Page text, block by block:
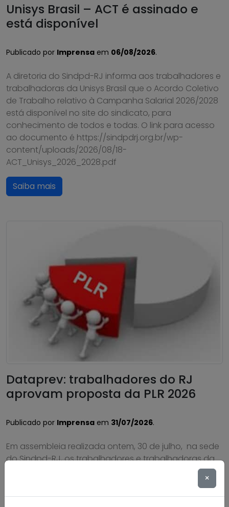
Unisys Brasil – ACT é assinado e
está disponível
Publicado por Imprensa em 06/08/2026.
A diretoria do Sindpd-RJ informa aos trabalhadores e
trabalhadoras da Unisys Brasil que o Acordo Coletivo
de Trabalho relativo à Campanha Salarial 2026/2028
está disponível no site do sindicato, para
conhecimento de todos e todas. O link para acesso
ao documento é https://sindpdrj.org.br/wp-
content/uploads/2026/08/18-
ACT_Unisys_2026_2028.pdf
Saiba mais
Dataprev: trabalhadores do RJ
aprovam proposta da PLR 2026
Publicado por Imprensa em 31/07/2026.
Em assembleia realizada ontem, 30 de julho, na sede
do Sindpd-RJ, os trabalhadores e trabalhadoras da
Dataprev aprovaram a proposta de pagamento da
PLR 2026. Foi aprovada também a cobrança de 6%
de Contribuição para Custeio Sindical sobre a PLR
×